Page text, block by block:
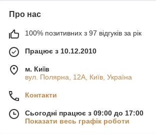
Про нас
100% позитивних з 97 відгуків за рік
Працює з 10.12.2010
м. Київ
вул. Полярна, 12А, Київ, Україна
Контакти
Сьогодні працює з 09:00 до 17:00
Показати весь графік роботи